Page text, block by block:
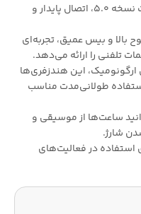
: با فناوری بلوتوث نسخه 5.0، اتصال پایدار و
بالا و بیس عمیق، تجربه‌ای
تلفنی را ارائه می‌دهد.
این هندزفری‌ها
طولانی‌مدت مناسب
ساعت‌ها از موسیقی و
شارژ.
استفاده در فعالیت‌های